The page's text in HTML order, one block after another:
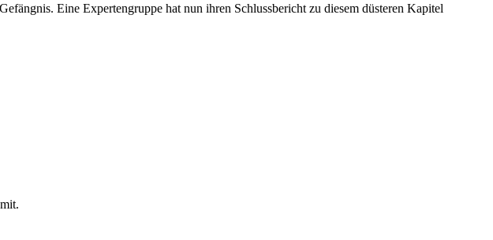
Eine Expertengruppe hat nun ihren Schlussbericht zu diesem düsteren Kapitel
mit.